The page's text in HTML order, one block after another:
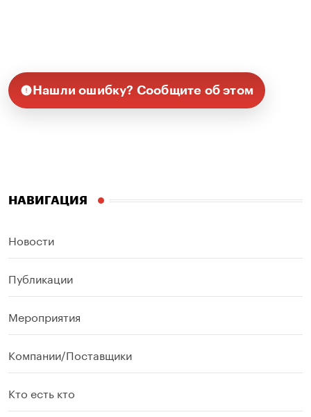
Нашли ошибку? Сообщите об этом
НАВИГАЦИЯ
Новости
Публикации
Мероприятия
Компании/Поставщики
Кто есть кто